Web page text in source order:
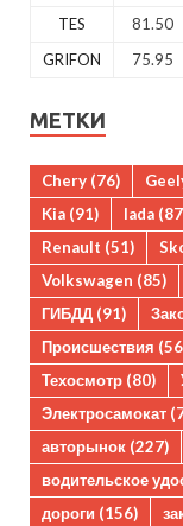
TES
81.50
GRIFON
75.95
МЕТКИ
Chery (76)
Kia (91) lada
Renault (51)
Volkswagen (85)
ГИБДД (91)
Происшествия
Техосмотр (80)
Электросамокат
авторынок (227)
водительское
дороги (156)